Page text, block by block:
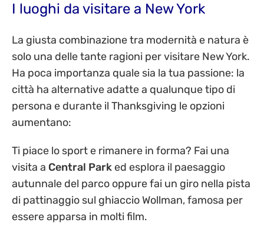
I luoghi da visitare a New York
La giusta combinazione tra modernità e natura è
solo una delle tante ragioni per visitare New York.
Ha poca importanza quale sia la tua passione: la
città ha alternative adatte a qualunque tipo di
persona e durante il Thanksgiving le opzioni
aumentano:
Ti piace lo sport e rimanere in forma? Fai una
visita a Central Park ed esplora il paesaggio
autunnale del parco oppure fai un giro nella pista
di pattinaggio sul ghiaccio Wollman, famosa per
essere apparsa in molti film.